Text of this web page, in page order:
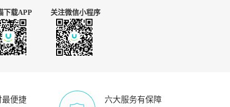
下载APP 关注微信小程序
最便捷 六大服务有保障